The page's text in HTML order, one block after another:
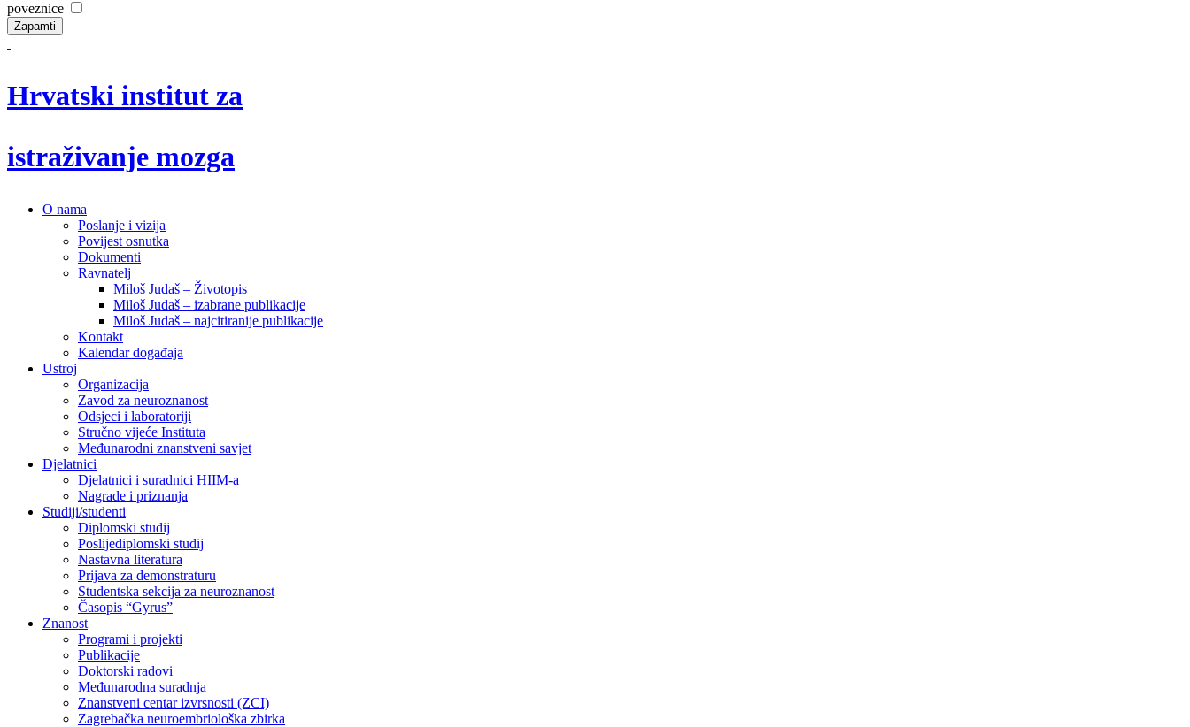
poveznice
Zapamti
Hrvatski institut za
istraživanje mozga
O nama
Poslanje i vizija
Povijest osnutka
Dokumenti
Ravnatelj
Miloš Judaš – Životopis
Miloš Judaš – izabrane publikacije
Miloš Judaš – najcitiranije publikacije
Kontakt
Kalendar događaja
Ustroj
Organizacija
Zavod za neuroznanost
Odsjeci i laboratoriji
Stručno vijeće Instituta
Međunarodni znanstveni savjet
Djelatnici
Djelatnici i suradnici HIIM-a
Nagrade i priznanja
Studiji/studenti
Diplomski studij
Poslijediplomski studij
Nastavna literatura
Prijava za demonstraturu
Studentska sekcija za neuroznanost
Časopis “Gyrus”
Znanost
Programi i projekti
Publikacije
Doktorski radovi
Međunarodna suradnja
Znanstveni centar izvrsnosti (ZCI)
Zagrebačka neuroembriološka zbirka